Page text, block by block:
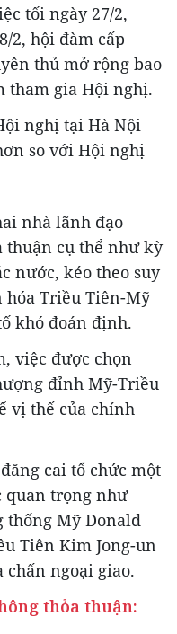
tối ngày 27/2,
2, hội đàm cấp
thủ mở rộng bao
tham gia Hội nghị.
nghị tại Hà Nội
so với Hội nghị
nhà lãnh đạo
thuận cụ thể như kỳ
nước, kéo theo suy
hóa Triều Tiên-Mỹ
khó đoán định.
việc được chọn
đỉnh Mỹ-Triều
vị thế của chính
cai tổ chức một
quan trọng như
thống Mỹ Donald
Tiên Kim Jong-un
chấn ngoại giao.
thỏa thuận: